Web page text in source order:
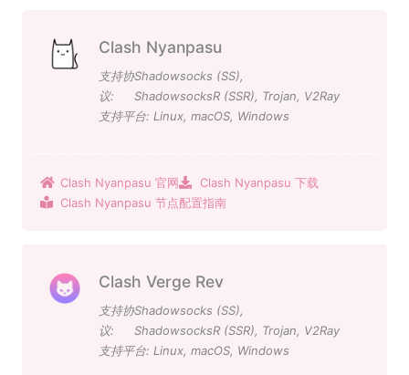
Clash Nyanpasu
支持协
议:
Shadowsocks (SS),
ShadowsocksR (SSR), Trojan, V2Ray
支持平台: Linux, macOS, Windows
Clash Nyanpasu 官网
Clash Nyanpasu 下载
Clash Nyanpasu 节点配置指南
Clash Verge Rev
支持协
议:
Shadowsocks (SS),
ShadowsocksR (SSR), Trojan, V2Ray
支持平台: Linux, macOS, Windows